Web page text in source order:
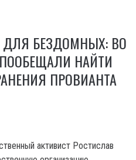
ДЛЯ БЕЗДОМНЫХ: ВО
НАЙТИ
ПРОВИАНТА
активист Ростислав